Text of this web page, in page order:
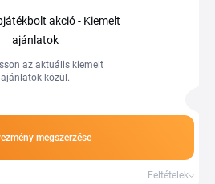
minden kategóriában
kínálatából válogatsz.
akció - Kiemelt
ajánlatok
az aktuális kiemelt
ajánlatok közül.
megszerzése
Feltételek